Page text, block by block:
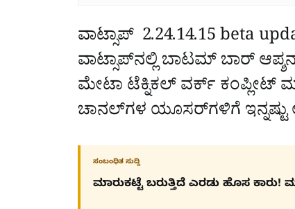
ವಾಟ್ಸಾಪ್‌ 2.24.14.15 beta
ವಾಟ್ಸಾಪ್‌ನಲ್ಲಿ ಬಾಟಮ್‌ ಬಾರ್‌
ಮೇಟಾ ಟೆಕ್ನಿಕಲ್‌ ವರ್ಕ್‌ ಕಂಪ್ಲೀಟ್‌
ಚಾನಲ್‌ಗಳ ಯೂಸರ್‌ಗಳಿಗೆ
ಸಂಬಂಧಿತ ಸುದ್ದಿ
ಮಾರುಕಟ್ಟೆ ಬರುತ್ತಿದೆ ಎರಡು ಹೊಸ